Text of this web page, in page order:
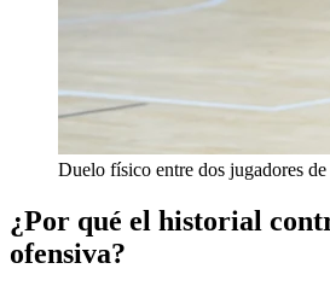
Duelo físico entre dos jugadores de
¿Por qué el historial
ofensiva?